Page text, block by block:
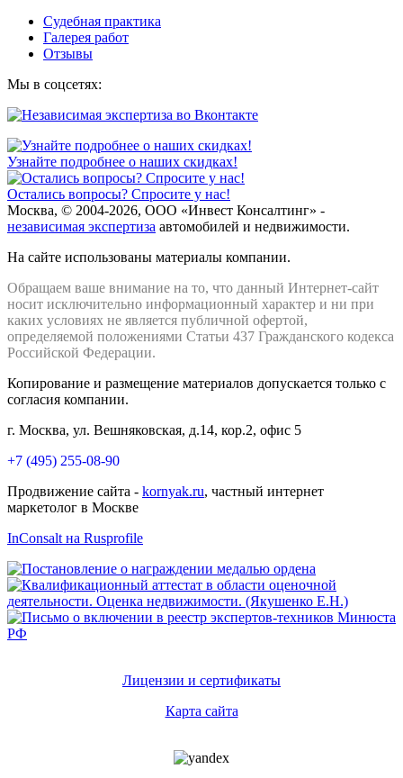
Судебная практика
Галерея работ
Отзывы
Мы в соцсетях:
Узнайте подробнее о наших скидках!
Остались вопросы? Спросите у нас!
Москва, © 2004-2026, ООО «Инвест Консалтинг» -
независимая экспертиза автомобилей и недвижимости.
На сайте использованы материалы компании.
Обращаем ваше внимание на то, что данный Интернет-сайт
носит исключительно информационный характер и ни при
каких условиях не является публичной офертой,
определяемой положениями Статьи 437 Гражданского кодекса
Российской Федерации.
Копирование и размещение материалов допускается только с
согласия компании.
г. Москва, ул. Вешняковская, д.14, кор.2, офис 5
+7 (495) 255-08-90
Продвижение сайта - kornyak.ru, частный интернет
маркетолог в Москве
InConsalt на Rusprofile
Лицензии и сертификаты
Карта сайта